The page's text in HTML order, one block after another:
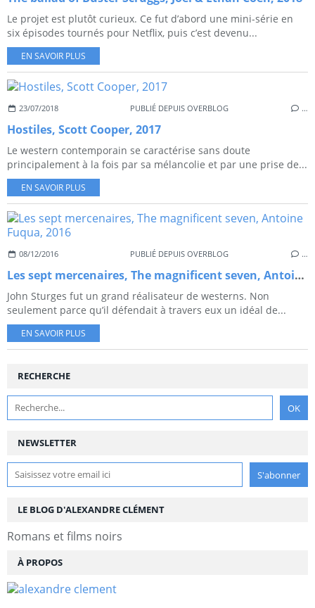
Le projet est plutôt curieux. Ce fut d’abord une mini-série en
six épisodes tournés pour Netflix, puis c’est devenu...
EN SAVOIR PLUS
23/07/2018 PUBLIÉ DEPUIS OVERBLOG …
Hostiles, Scott Cooper, 2017
Le western contemporain se caractérise sans doute
principalement à la fois par sa mélancolie et par une prise de...
EN SAVOIR PLUS
08/12/2016 PUBLIÉ DEPUIS OVERBLOG …
Les sept mercenaires, The magnificent seven, Antoine Fuqua, 2016
John Sturges fut un grand réalisateur de westerns. Non
seulement parce qu’il défendait à travers eux un idéal de...
EN SAVOIR PLUS
NEWSLETTER
RECHERCHE
LE BLOG D'ALEXANDRE CLÉMENT
Romans et films noirs
À PROPOS